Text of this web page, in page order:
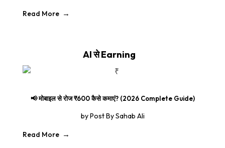
Read More
AI से Earning
📢 मोबाइल से रोज ₹600 कैसे कमाएं? (2026 Complete Guide)
byPost By Sahab Ali
Read More